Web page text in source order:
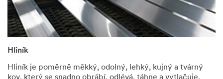
Hliník
Hliník je poměrně měkký, odolný, lehký, kujný a tvárný